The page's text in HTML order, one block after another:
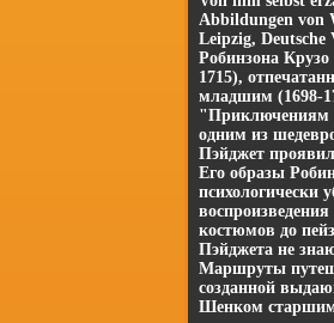
Abbildungen von
Leipzig,
Робинзона
1715),
младшим (1698-
"Приключениям
одним из
Пэйджет
Его образы
психологически
костюмов до
Пэйджета не
Маршруты
созданной
Шенком старшим